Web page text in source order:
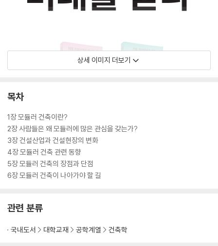
상세 이미지 더보기
목차
1장 모듈러 건축이란?
2장 사람들은 왜 모듈러에 많은 관심을 갖는가?
3장 건설산업과 건설현장의 변화
4장 모듈러 건축 관련 동향
5장 모듈러 건축의 장점과 단점
6장 모듈러 건축이 나아가야 할 길
관련 분류
국내도서 대학교재 공학계열 건축학